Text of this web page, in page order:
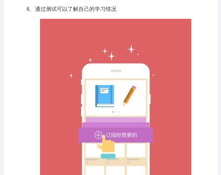
6、通过测试可以了解自己的学习情况